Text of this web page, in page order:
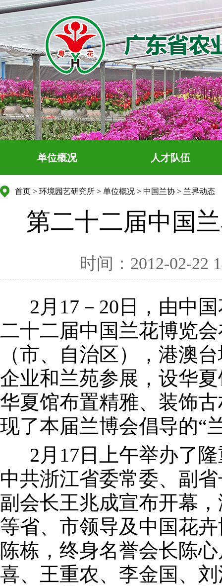
单位概况 人才队伍
首页 > 环境园艺研究所 > 单位概况 > 中国兰协 > 兰界动态
第二十二届中国
时间：2012-02-22
2月17－20日，由中国
二十二届中国兰花博览
（市、自治区），港澳
企业和兰苑参展，设华
华夏馆布置精雅、装饰
现了本届兰博会倡导的“
2月17日上午举办了隆
中共浙江省委常委、副
副会长王兆成宣布开幕
等省、市领导及中国花
陈栋，终身名誉会长陈
喜、王重农、李金国、